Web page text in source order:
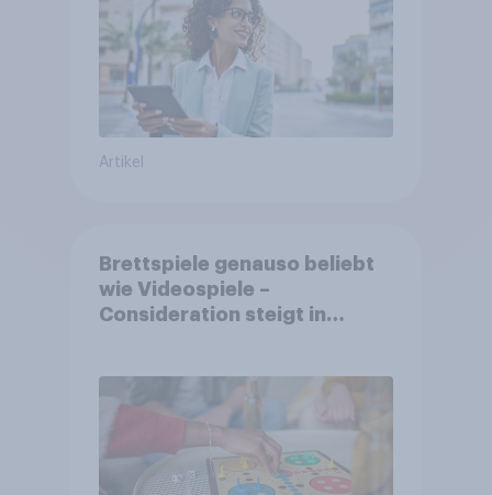
Artikel
Brettspiele genauso beliebt
wie Videospiele –
Consideration steigt in